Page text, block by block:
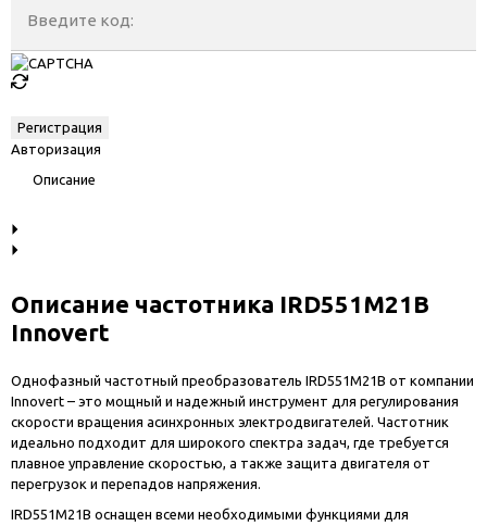
Введите код:
Авторизация
Описание
Описание частотника IRD551M21B
Innovert
Однофазный частотный преобразователь IRD551M21B от компании
Innovert – это мощный и надежный инструмент для регулирования
скорости вращения асинхронных электродвигателей. Частотник
идеально подходит для широкого спектра задач, где требуется
плавное управление скоростью, а также защита двигателя от
перегрузок и перепадов напряжения.
IRD551M21B оснащен всеми необходимыми функциями для